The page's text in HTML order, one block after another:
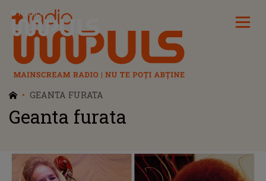
Radio Impuls
GEANTA FURATA
Geanta furata